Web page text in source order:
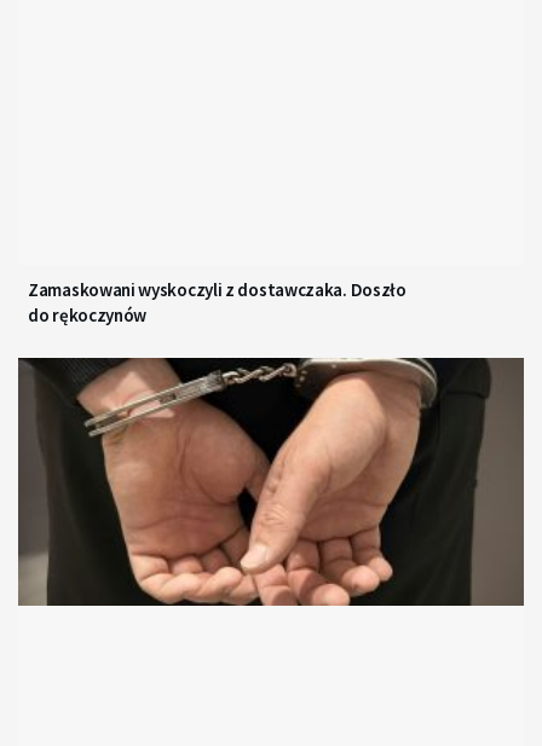
Zamaskowani wyskoczyli z dostawczaka. Doszło
do rękoczynów